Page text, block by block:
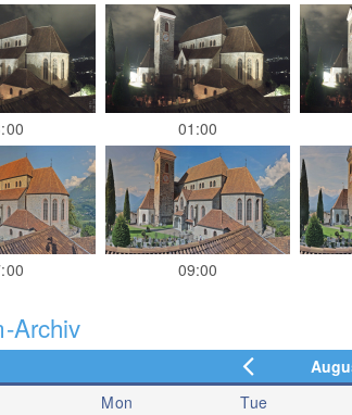
01:00
09:00
Archiv
Mon Tue